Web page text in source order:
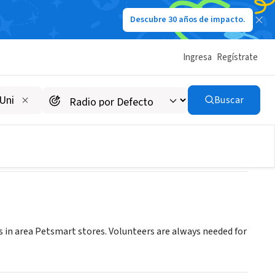
Descubre 30 años de impacto.
Ingresa Regístrate
Buscar
area Petsmart stores. Volunteers are always needed for